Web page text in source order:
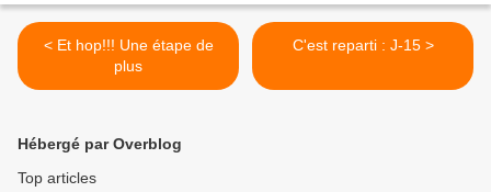
< Et hop!!! Une étape de
plus
C'est reparti : J-15 >
Hébergé par Overblog
Top articles